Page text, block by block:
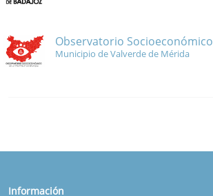
Observatorio Socioeconómico
Municipio de Valverde de Mérida
Información